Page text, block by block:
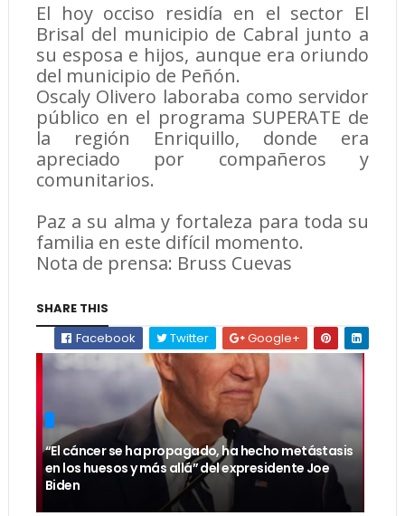
El hoy occiso residía en el sector El
Brisal del municipio de Cabral junto a
su esposa e hijos, aunque era oriundo
del municipio de Peñón.
Oscaly Olivero laboraba como servidor
público en el programa SUPERATE de
la región Enriquillo, donde era
apreciado por compañeros y
comunitarios.
Paz a su alma y fortaleza para toda su
familia en este difícil momento.
Nota de prensa: Bruss Cuevas
SHARE THIS
Facebook
Twitter Google+
“El cáncer se ha propagado, ha hecho metástasis
en los huesos y más allá” del expresidente Joe
Biden